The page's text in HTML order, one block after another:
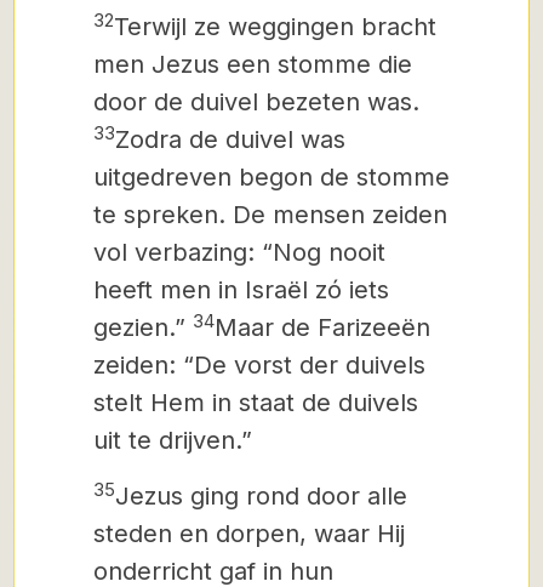
32Terwijl ze weggingen bracht
men Jezus een stomme die
door de duivel bezeten was.
33Zodra de duivel was
uitgedreven begon de stomme
te spreken. De mensen zeiden
vol verbazing: “Nog nooit
heeft men in Israël zó iets
gezien.” 34Maar de Farizeeën
zeiden: “De vorst der duivels
stelt Hem in staat de duivels
uit te drijven.”
35Jezus ging rond door alle
steden en dorpen, waar Hij
onderricht gaf in hun